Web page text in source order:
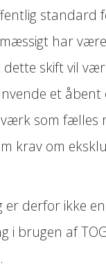
standard
har
skift vil
et
som fælles
krav om
er derfor ikke
i brugen af